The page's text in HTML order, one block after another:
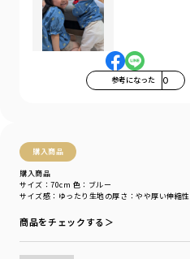
参考になった 0
購入商品
購入商品
サイズ感 ：ゆったり 生地の厚さ ：やや厚い伸縮性
サイズ：70cm 色：ブルー
商品をチェックする＞